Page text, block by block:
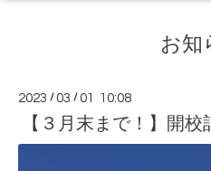
お知
2023 /03 /01 10:08
【３月末まで！】開